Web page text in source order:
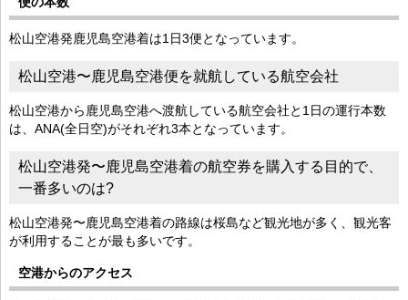
松山空港発鹿児島空港着は1日3便となっています。
松山空港〜鹿児島空港便を就航している航空会社
松山空港から鹿児島空港へ渡航している航空会社と1日の運行本数
は、ANA(全日空)がそれぞれ3本となっています。
松山空港発〜鹿児島空港着の航空券を購入する目的で、
一番多いのは?
松山空港発〜鹿児島空港着の路線は桜島など観光地が多く、観光客
が利用することが最も多いです。
空港からのアクセス